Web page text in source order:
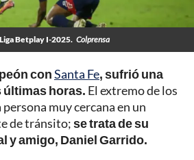
Betplay I-2025. Colprensa
conSanta Fe, sufrió una
últimas horas. El extremo de los
muy cercana en un
de tránsito;se trata de su
y amigo, Daniel Garrido.